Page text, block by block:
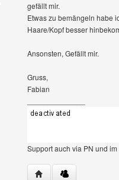
gefällt mir.
Etwas zu bemängeln habe
Haare/Kopf besser
Ansonsten, Gefällt mir.
Gruss,
Fabian
Support auch via PN und im
Website dieses